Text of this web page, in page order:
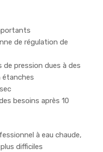
de régulation de
pression dues à des
étanches
besoins après 10
à eau chaude,
difficiles